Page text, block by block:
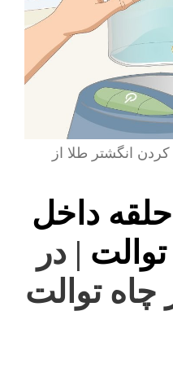
انگشتر طلا از
داخل
| در
چاه توالت